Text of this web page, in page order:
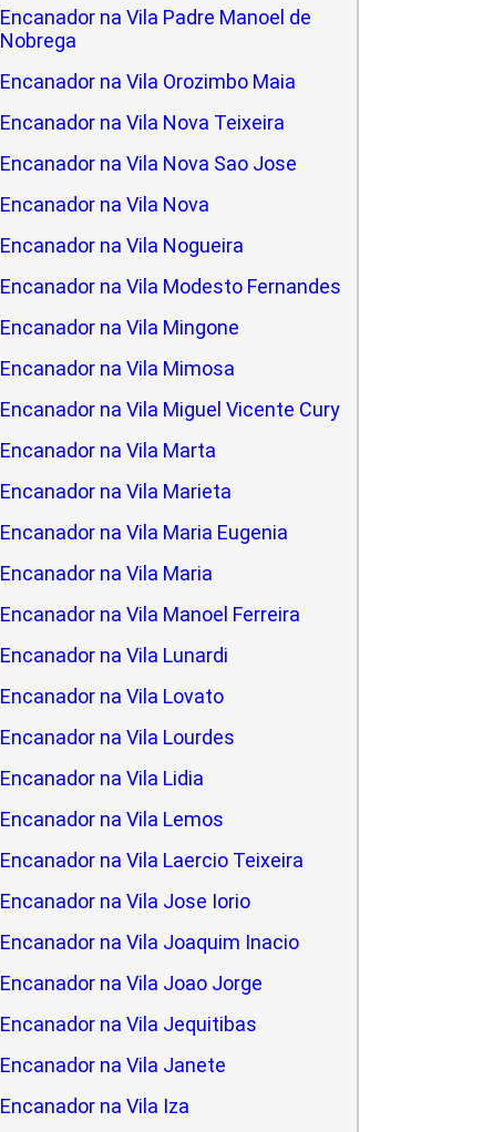
Encanador na Vila Padre Manoel de
Nobrega
Encanador na Vila Orozimbo Maia
Encanador na Vila Nova Teixeira
Encanador na Vila Nova Sao Jose
Encanador na Vila Nova
Encanador na Vila Nogueira
Encanador na Vila Modesto Fernandes
Encanador na Vila Mingone
Encanador na Vila Mimosa
Encanador na Vila Miguel Vicente Cury
Encanador na Vila Marta
Encanador na Vila Marieta
Encanador na Vila Maria Eugenia
Encanador na Vila Maria
Encanador na Vila Manoel Ferreira
Encanador na Vila Lunardi
Encanador na Vila Lovato
Encanador na Vila Lourdes
Encanador na Vila Lidia
Encanador na Vila Lemos
Encanador na Vila Laercio Teixeira
Encanador na Vila Jose Iorio
Encanador na Vila Joaquim Inacio
Encanador na Vila Joao Jorge
Encanador na Vila Jequitibas
Encanador na Vila Janete
Encanador na Vila Iza